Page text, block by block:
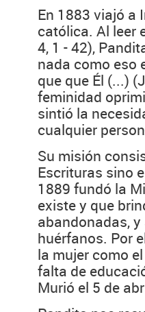
En 1883 viajó a
católica. Al leer
4, 1 - 42),
nada como eso
que que Él (...)
feminidad
sintió la
cualquier
Su misión
Escrituras sino
1889 fundó la
existe y que
abandonadas,
huérfanos. Por
la mujer como
falta de
Murió el 5 de